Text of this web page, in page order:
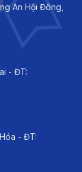
An Hội Đông,
- ĐT:
- ĐT: